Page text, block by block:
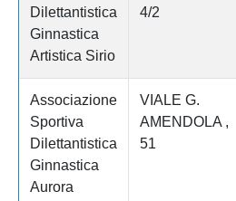
Dilettantistica
Ginnastica
Artistica Sirio
4/2
Associazione
Sportiva
Dilettantistica
Ginnastica
Aurora
VIALE G.
AMENDOLA ,
51